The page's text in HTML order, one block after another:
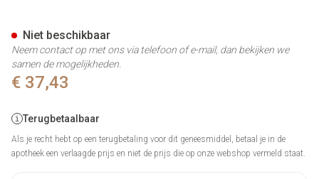
€ 37,43
Terugbetaalbaar
Als je recht hebt op een terugbetaling voor dit geneesmiddel, betaal je in de
apotheek een verlaagde prijs en niet de prijs die op onze webshop vermeld staat.
Niet beschikbaar
Neem contact op met ons via telefoon of e-mail, dan bekijken we
samen de mogelijkheden.